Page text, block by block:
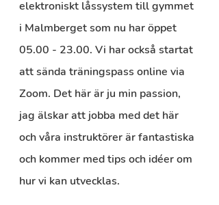
elektroniskt låssystem till gymmet
i Malmberget som nu har öppet
05.00 - 23.00. Vi har också startat
att sända träningspass online via
Zoom. Det här är ju min passion,
jag älskar att jobba med det här
och våra instruktörer är fantastiska
och kommer med tips och idéer om
hur vi kan utvecklas.